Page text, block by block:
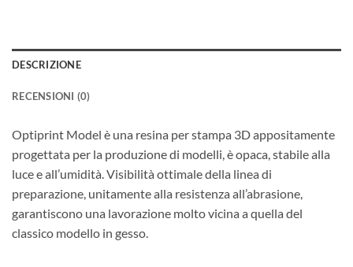
DESCRIZIONE
RECENSIONI (0)
Optiprint Model è una resina per stampa 3D appositamente
progettata per la produzione di modelli, è opaca, stabile alla
luce e all’umidità. Visibilità ottimale della linea di
preparazione, unitamente alla resistenza all’abrasione,
garantiscono una lavorazione molto vicina a quella del
classico modello in gesso.